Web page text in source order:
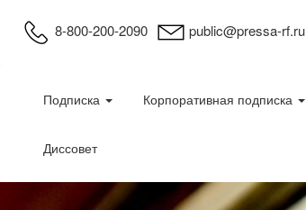
8-800-200-2090 public@pressa-rf.ru
Подписка Корпоративная подписка
Диссовет